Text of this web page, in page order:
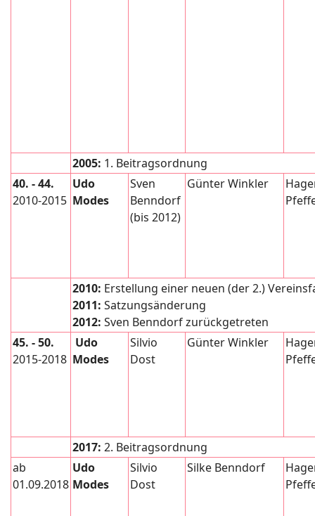
2005: 1. Beitragsordnung
40. - 44.
2010-2015
Udo
Modes
Sven
Benndorf
(bis 2012)
Günter Winkler
2010: Erstellung einer neuen (der 2.)
2011: Satzungsänderung
2012: Sven Benndorf zurückgetreten
45. - 50.
2015-2018
Udo
Modes
Silvio
Dost
Günter Winkler
2017: 2. Beitragsordnung
ab
01.09.2018
Udo
Modes
Silvio
Dost
Silke Benndorf